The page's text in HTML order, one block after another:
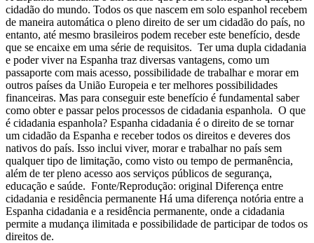
cidadão do mundo. Todos os que nascem em solo espanhol recebem
de maneira automática o pleno direito de ser um cidadão do país, no
entanto, até mesmo brasileiros podem receber este benefício, desde
que se encaixe em uma série de requisitos. Ter uma dupla cidadania
e poder viver na Espanha traz diversas vantagens, como um
passaporte com mais acesso, possibilidade de trabalhar e morar em
outros países da União Europeia e ter melhores possibilidades
financeiras. Mas para conseguir este benefício é fundamental saber
como obter e passar pelos processos de cidadania espanhola. O que
é cidadania espanhola? Espanha cidadania é o direito de se tornar
um cidadão da Espanha e receber todos os direitos e deveres dos
nativos do país. Isso inclui viver, morar e trabalhar no país sem
qualquer tipo de limitação, como visto ou tempo de permanência,
além de ter pleno acesso aos serviços públicos de segurança,
educação e saúde. Fonte/Reprodução: original Diferença entre
cidadania e residência permanente Há uma diferença notória entre a
Espanha cidadania e a residência permanente, onde a cidadania
permite a mudança ilimitada e possibilidade de participar de todos os
direitos de.